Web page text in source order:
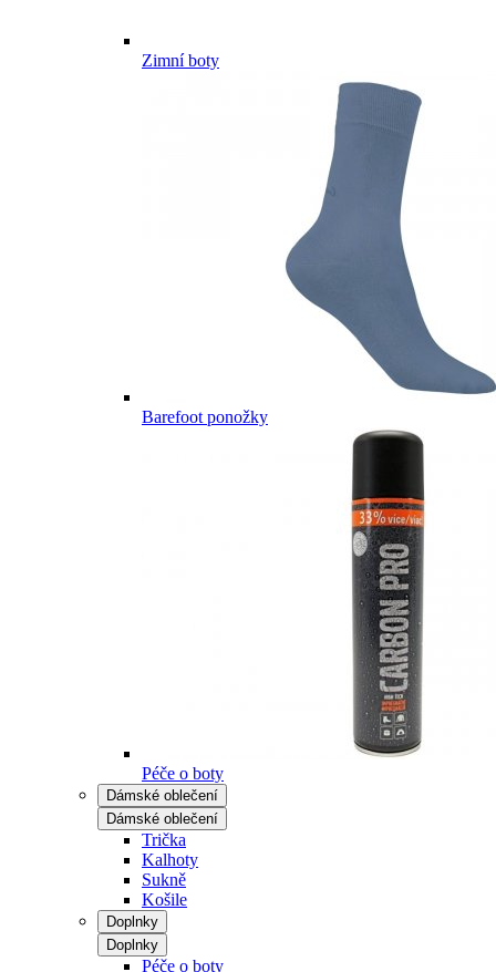
Zimní boty
Barefoot ponožky
Péče o boty
Dámské oblečení
Dámské oblečení
Trička
Kalhoty
Sukně
Košile
Doplnky
Doplnky
Péče o boty